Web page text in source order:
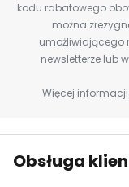
kodu rabatowego
można
umożliwiającego
newsletterze lub
Więcej
Obsługa